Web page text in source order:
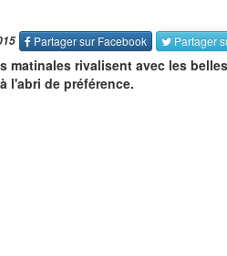
Partager sur Facebook Partager
matinales rivalisent avec les
l'abri de préférence.